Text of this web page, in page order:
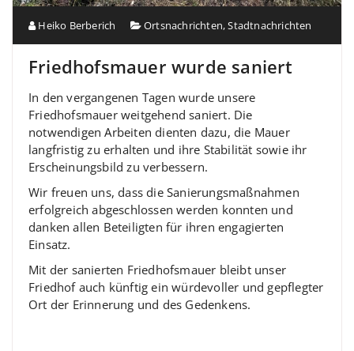
Heiko Berberich Ortsnachrichten,Stadtnachrichten
Friedhofsmauer wurde saniert
In den vergangenen Tagen wurde unsere
Friedhofsmauer weitgehend saniert. Die
notwendigen Arbeiten dienten dazu, die Mauer
langfristig zu erhalten und ihre Stabilität sowie ihr
Erscheinungsbild zu verbessern.
Wir freuen uns, dass die Sanierungsmaßnahmen
erfolgreich abgeschlossen werden konnten und
danken allen Beteiligten für ihren engagierten
Einsatz.
Mit der sanierten Friedhofsmauer bleibt unser
Friedhof auch künftig ein würdevoller und gepflegter
Ort der Erinnerung und des Gedenkens.